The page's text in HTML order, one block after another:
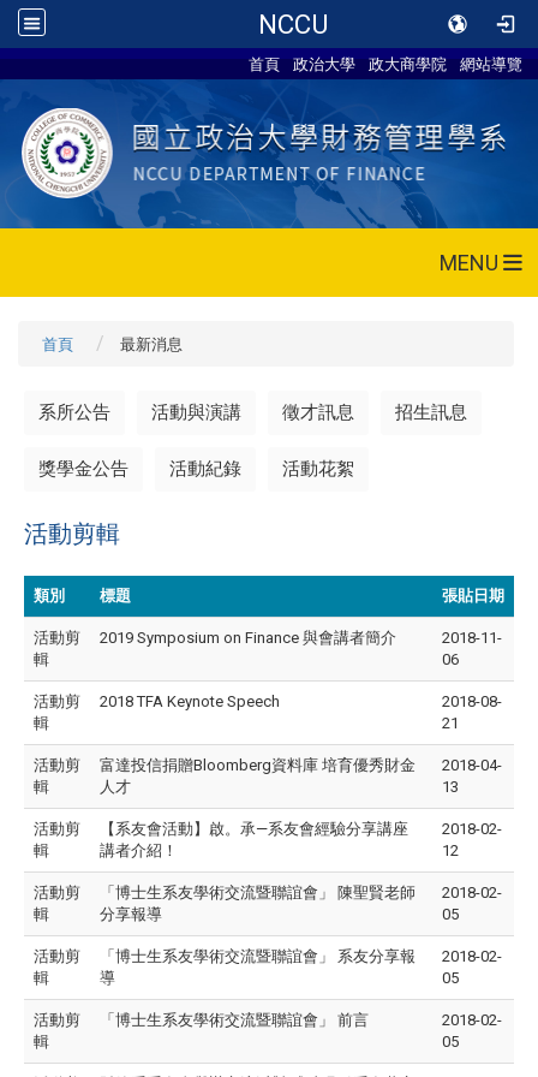
NCCU
首頁 政治大學 政大商學院 網站導覽
MENU
首頁 最新消息
系所公告 活動與演講 徵才訊息 招生訊息
獎學金公告 活動紀錄 活動花絮
活動剪輯
類別 標題 張貼日期
活動剪
輯
2019 Symposium on Finance 與會講者簡介
2018-11-
06
活動剪
輯
2018 TFA Keynote Speech
2018-08-
21
活動剪
輯
富達投信捐贈Bloomberg資料庫 培育優秀財金
人才
2018-04-
13
活動剪
輯
【系友會活動】啟。承—系友會經驗分享講座
講者介紹！
2018-02-
12
活動剪
輯
「博士生系友學術交流暨聯誼會」 陳聖賢老師
分享報導
2018-02-
05
活動剪
輯
「博士生系友學術交流暨聯誼會」 系友分享報
導
2018-02-
05
活動剪
輯
「博士生系友學術交流暨聯誼會」 前言
2018-02-
05